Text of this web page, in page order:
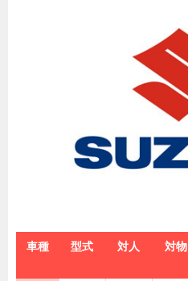
車種 型式 対人 対物